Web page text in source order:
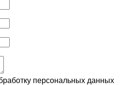
персональных данных